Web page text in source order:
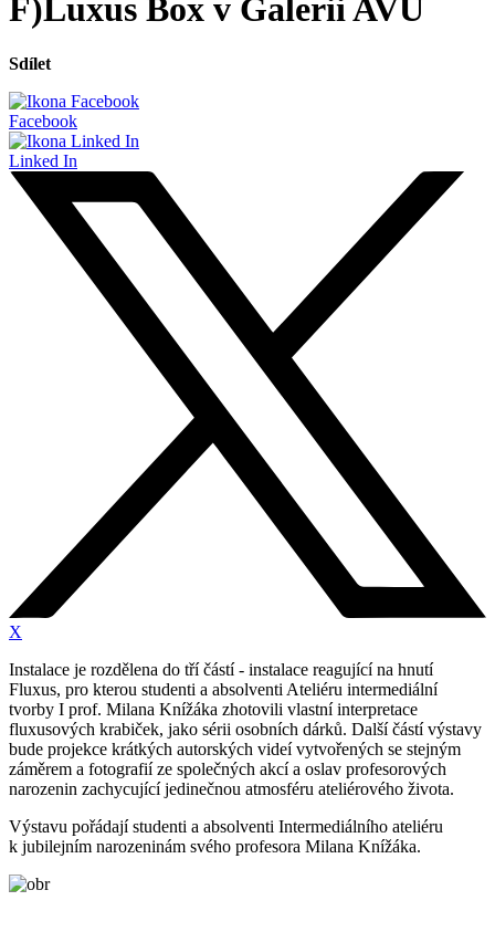
F)Luxus Box v Galerii AVU
Sdílet
Facebook
Linked In
X
Instalace je rozdělena do tří částí - instalace reagující na hnutí
Fluxus, pro kterou studenti a absolventi Ateliéru intermediální
tvorby I prof. Milana Knížáka zhotovili vlastní interpretace
fluxusových krabiček, jako sérii osobních dárků. Další částí výstavy
bude projekce krátkých autorských videí vytvořených se stejným
záměrem a fotografií ze společných akcí a oslav profesorových
narozenin zachycující jedinečnou atmosféru ateliérového života.
Výstavu pořádají studenti a absolventi Intermediálního ateliéru
k jubilejním narozeninám svého profesora Milana Knížáka.